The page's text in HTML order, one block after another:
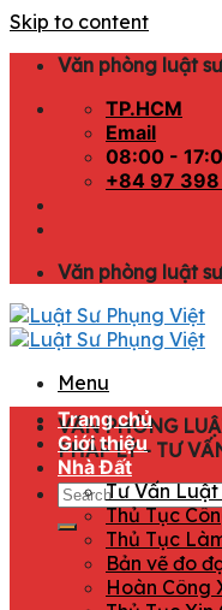
Skip to content
Văn phòng luật
TP.HCM
Email
08:00 -
+84 97
Văn phòng luật
Menu
VĂN PHÒNG
PHÁP LÝ - TƯ
Trang chủ
Giới thiệu
Nhà Đất
Tư Vấn
Thủ Tục
Thủ Tục
Bản vẽ đo
Hoàn Công